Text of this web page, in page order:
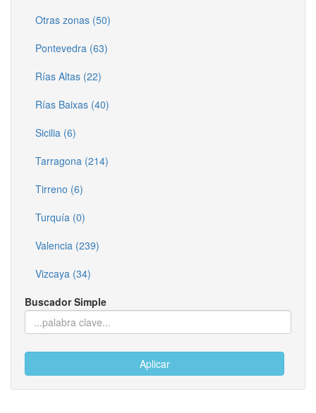
Otras zonas (50)
Pontevedra (63)
Rías Altas (22)
Rías Baixas (40)
Sicilia (6)
Tarragona (214)
Tirreno (6)
Turquía (0)
Valencia (239)
Vizcaya (34)
Buscador Simple
Aplicar